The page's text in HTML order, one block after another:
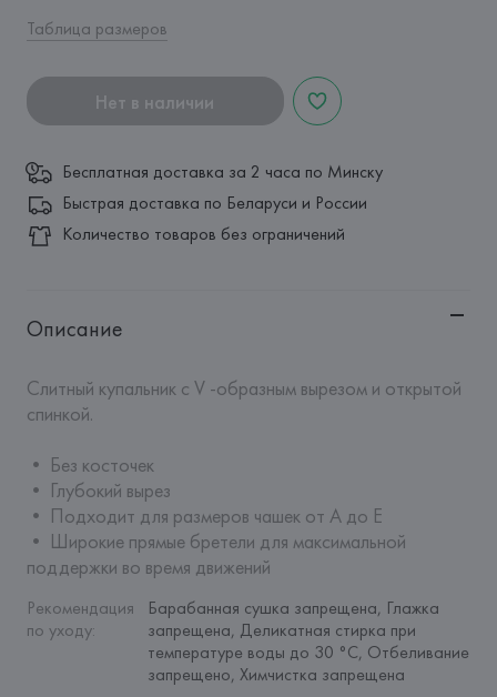
Таблица размеров
Нет в наличии
Бесплатная доставка за 2 часа по Минску
Быстрая доставка по Беларуси и России
Количество товаров без ограничений
Описание
Слитный купальник с V -образным вырезом и открытой
спинкой.
• Без косточек
• Глубокий вырез
• Подходит для размеров чашек от A до E
• Широкие прямые бретели для максимальной
поддержки во время движений
Рекомендация
по уходу:
Барабанная сушка запрещена, Глажка
запрещена, Деликатная стирка при
температуре воды до 30 °C, Отбеливание
запрещено, Химчистка запрещена